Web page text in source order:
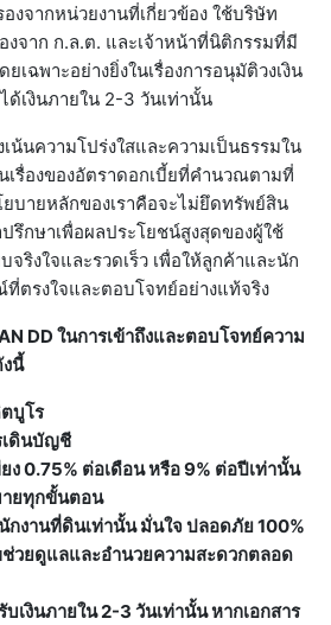
งจากหน่วยงานที่เกี่ยวข้อง ใช้บริษัท
งจาก ก.ล.ต. และเจ้าหน้าที่นิติกรรมที่มี
เฉพาะอย่างยิ่งในเรื่องการอนุมัติวงเงิน
ด้เงินภายใน 2-3 วันเท่านั้น
น้นความโปร่งใสและความเป็นธรรมใน
เรื่องของอัตราดอกเบี้ยที่คำนวณตามที่
บายหลักของเราคือจะไม่ยึดทรัพย์สิน
รึกษาเพื่อผลประโยชน์สูงสุดของผู้ใช้
ริงใจและรวดเร็ว เพื่อให้ลูกค้าและนัก
ตรงใจและตอบโจทย์อย่างแท้จริง
DD ในการเข้าถึงและตอบโจทย์ความ
นี้
บูโร
เดินบัญชี
ง 0.75% ต่อเดือน หรือ 9% ต่อปีเท่านั้น
ยทุกขั้นตอน
กงานที่ดินเท่านั้น มั่นใจ ปลอดภัย 100%
วยดูแลและอำนวยความสะดวกตลอด
บเงินภายใน 2-3 วันเท่านั้น หากเอกสาร